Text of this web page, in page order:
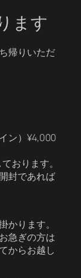
ます
帰りいただ
ン）¥4,000
おります。
封であれば
かります。
急ぎの方は
からお越し